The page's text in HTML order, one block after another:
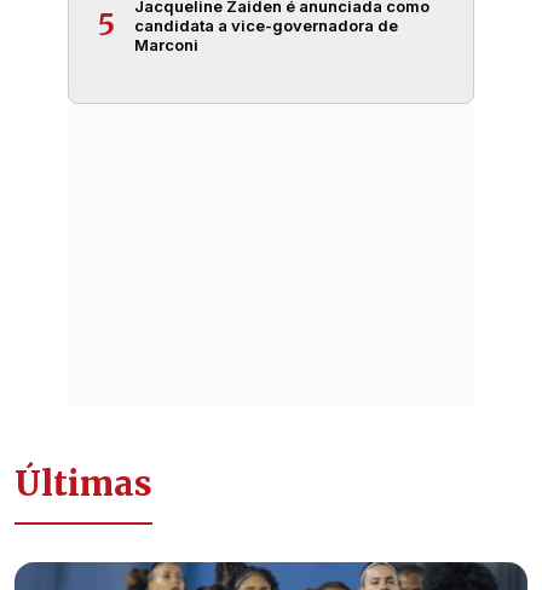
5
Jacqueline Zaiden é anunciada como
candidata a vice-governadora de
Marconi
Últimas